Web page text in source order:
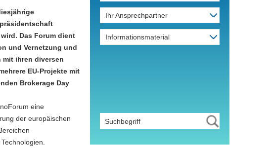
Das Forum dient
und Vernetzung und
mit ihren diversen
EU-Projekte mit
Brokerage Day
eine
der europäischen
Ihr Ansprechpartner
Informationsmaterial